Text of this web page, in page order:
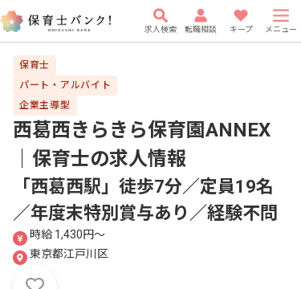
求人検索 転職相談 キープ メニュー
保育士
パート・アルバイト
企業主導型
西葛西きらきら保育園ANNEX
｜保育士の求人情報
「西葛西駅」徒歩7分／定員19名
／年度末特別賞与あり／経験不問
時給 1,430円〜
東京都江戸川区